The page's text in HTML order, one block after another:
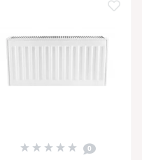
0